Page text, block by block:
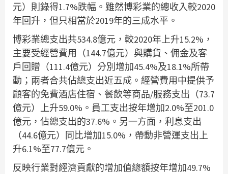
元）則錄得1.7%跌幅。雖然博彩業的總收入較2020
年回升，但只相當於2019年的三成水平。
博彩業總支出共534.8億元，較2020年上升15.2%，
主要受經營費用（144.7億元）與購貨、佣金及客
戶回贈（111.4億元）分別增加45.4%及18.1%所帶
動；兩者合共佔總支出近五成。經營費用中提供予
顧客的免費酒店住宿、餐飲等商品/服務支出（73.7
億元）上升59.0%。員工支出按年增加2.0%至201.0
億元，佔總支出的37.6%。另一方面，利息支出
（44.6億元）同比增加15.0%，帶動非營運支出上
升6.1%至77.7億元。
反映行業對經濟貢獻的增加值總額按年增加49.7%